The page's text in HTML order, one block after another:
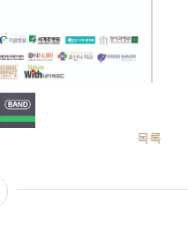
목록